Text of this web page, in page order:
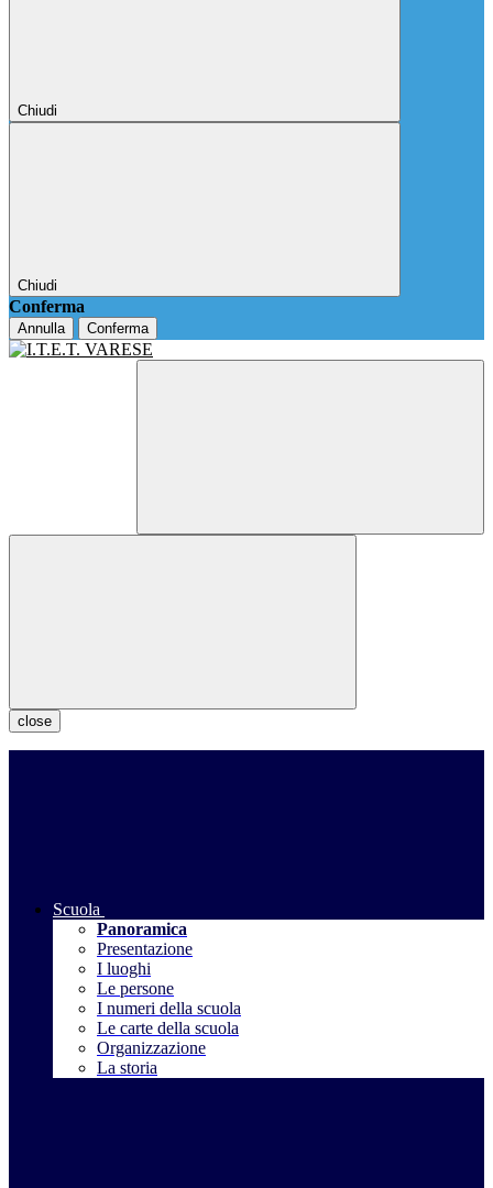
Chiudi
Chiudi
Conferma
Annulla Conferma
close
Scuola
Panoramica
Presentazione
I luoghi
Le persone
I numeri della scuola
Le carte della scuola
Organizzazione
La storia